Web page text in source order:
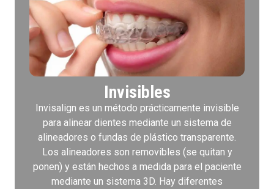
Invisibles
Invisalign es un método prácticamente invisible
para alinear dientes mediante un sistema de
alineadores o fundas de plástico transparente.
Los alineadores son removibles (se quitan y
ponen) y están hechos a medida para el paciente
mediante un sistema 3D. Hay diferentes